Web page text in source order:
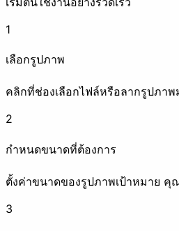
ลบข้อมูลเมตา
1
เลือกรูปภาพ
คลิกที่ช่องเลือกไฟล์หรือลากรูปภา
2
กำหนดขนาดที่ต้องการ
ตั้งค่าขนาดของรูปภาพเป้าหมาย
3